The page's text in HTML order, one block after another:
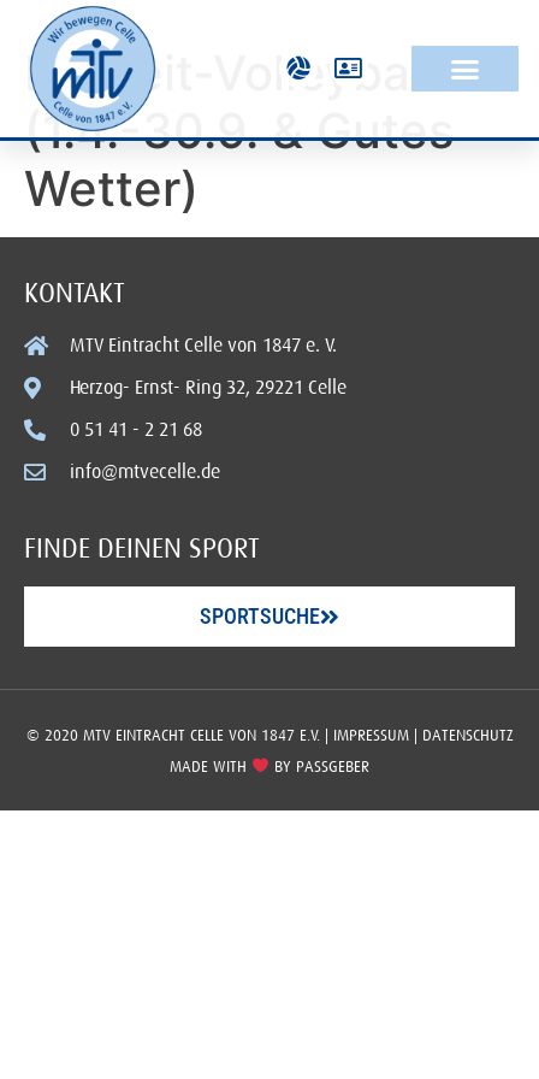
Freizeit-Volleyball
(1.4.-30.9. & Gutes
Wetter)
KONTAKT
MTV Eintracht Celle von 1847 e. V.
Herzog- Ernst- Ring 32, 29221 Celle
0 51 41 - 2 21 68
info@mtvecelle.de
FINDE DEINEN SPORT
SPORTSUCHE
© 2020 MTV EINTRACHT CELLE VON 1847 E.V. | IMPRESSUM| DATENSCHUTZ
MADE WITH
BY PASSGEBER